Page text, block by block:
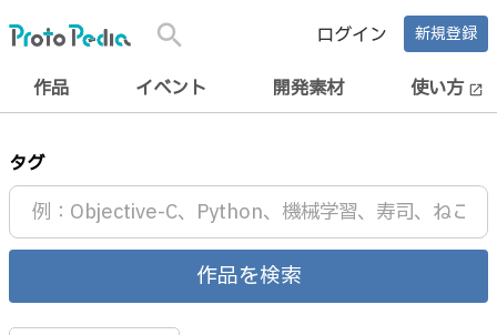
search ログイン 新規登録
作品 イベント 開発素材 使い方 open_in_new
タグ
作品を検索